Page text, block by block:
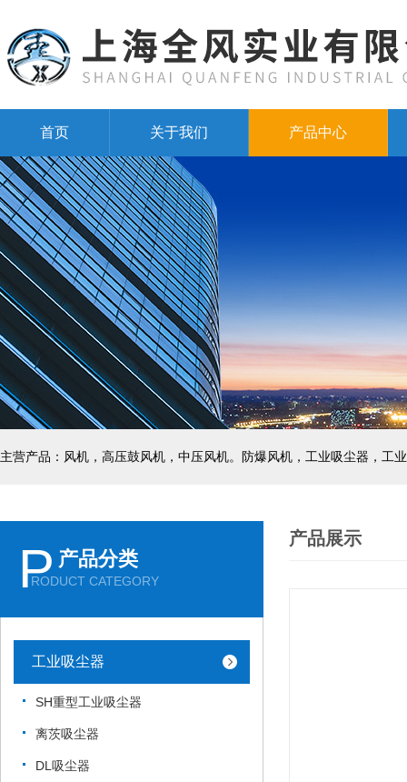
首页 关于我们 产品中心
主营产品：风机，高压鼓风机，中压风机。防爆风机，工业吸尘器，工
P 产品分类
RODUCT CATEGORY
工业吸尘器
SH重型工业吸尘器
离茨吸尘器
DL吸尘器
产品展示